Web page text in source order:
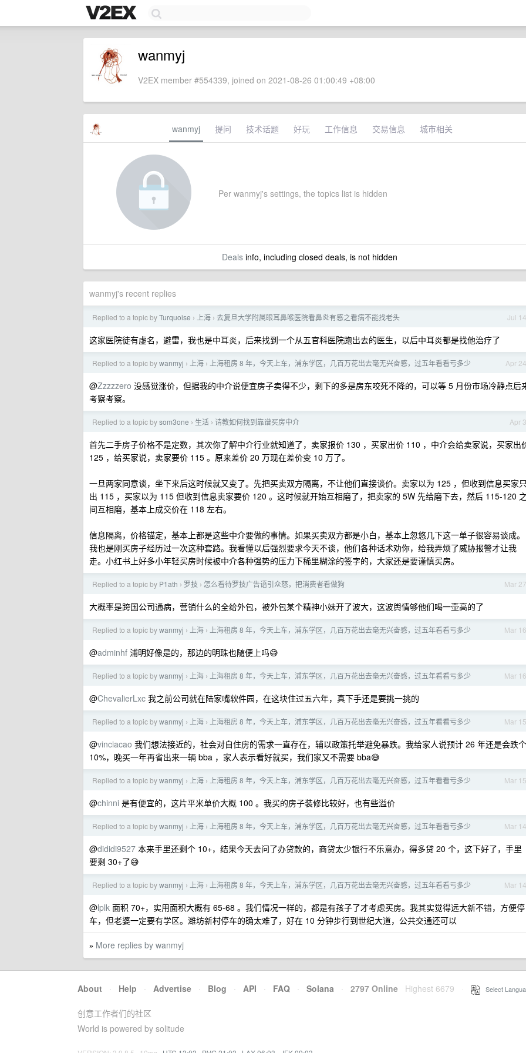
wanmyj
V2EX member #554339, joined on 2021-08-26 01:00:49 +08:00
wanmyj 提问 技术话题 好玩 工作信息 交易信息 城市相关
Per wanmyj's settings, the topics list is hidden
Dealsinfo, including closed deals, is not hidden
wanmyj's recent replies
Jul 14
Replied to a topic byTurquoise › 上海 › 去复旦大学附属眼耳鼻喉医院看鼻炎有感之看病不能找老头
这家医院徒有虚名，避雷，我也是中耳炎，后来找到一个从五官科医院跑出去的医生，以后中耳炎都是找他治疗了
Apr 24
Replied to a topic bywanmyj › 上海 › 上海租房 8 年，今天上车，浦东学区，几百万花出去毫无兴奋感，过五年看看亏多少
@Zzzzzero 没感觉涨价，但据我的中介说便宜房子卖得不少，剩下的多是房东咬死不降的，可以等 5 月份市场冷静点后
考察考察。
Apr 3
Replied to a topic bysom3one › 生活 › 请教如何找到靠谱买房中介
首先二手房子价格不是定数，其次你了解中介行业就知道了，卖家报价 130 ，买家出价 110 ，中介会给卖家说，买家出
125 ，给买家说，卖家要价 115 。原来差价 20 万现在差价变 10 万了。
一旦两家同意谈，坐下来后这时候就又变了。先把买卖双方隔离，不让他们直接谈价。卖家以为 125 ，但收到信息买家只
出 115 ，买家以为 115 但收到信息卖家要价 120 。这时候就开始互相磨了，把卖家的 5W 先给磨下去，然后 115-120 之
间互相磨，基本上成交价在 118 左右。
信息隔离，价格锚定，基本上都是这些中介要做的事情。如果买卖双方都是小白，基本上忽悠几下这一单子很容易谈成。
我也是刚买房子经历过一次这种套路。我看懂以后强烈要求今天不谈，他们各种话术劝你，给我弄烦了威胁报警才让我
走。小红书上好多小年轻买房时候被中介各种强势的压力下稀里糊涂的签字的，大家还是要谨慎买房。
Mar 27
Replied to a topic by P1ath › 罗技 › 怎么看待罗技广告语引众怒，把消费者看做狗
大概率是跨国公司通病，营销什么的全给外包，被外包某个精神小妹开了波大，这波舆情够他们喝一壶高的了
Mar 16
Replied to a topic bywanmyj › 上海 › 上海租房 8 年，今天上车，浦东学区，几百万花出去毫无兴奋感，过五年看看亏多少
@adminhf 浦明好像是的，那边的明珠也随便上吗😅
Mar 16
Replied to a topic bywanmyj › 上海 › 上海租房 8 年，今天上车，浦东学区，几百万花出去毫无兴奋感，过五年看看亏多少
@ChevalierLxc 我之前公司就在陆家嘴软件园，在这块住过五六年，真下手还是要挑一挑的
Mar 15
Replied to a topic bywanmyj › 上海 › 上海租房 8 年，今天上车，浦东学区，几百万花出去毫无兴奋感，过五年看看亏多少
@vinciacao 我们想法接近的，社会对自住房的需求一直存在，辅以政策托举避免暴跌。我给家人说预计 26 年还是会跌个
10%，晚买一年再省出来一辆 bba ，家人表示看好就买，我们家又不需要 bba😅
Mar 15
Replied to a topic bywanmyj › 上海 › 上海租房 8 年，今天上车，浦东学区，几百万花出去毫无兴奋感，过五年看看亏多少
@chinni 是有便宜的，这片平米单价大概 100 。我买的房子装修比较好，也有些溢价
Mar 14
Replied to a topic bywanmyj › 上海 › 上海租房 8 年，今天上车，浦东学区，几百万花出去毫无兴奋感，过五年看看亏多少
@dididi9527 本来手里还剩个 10+，结果今天去问了办贷款的，商贷太少银行不乐意办，得多贷 20 个，这下好了，手里
要剩 30+了😅
Mar 14
Replied to a topic bywanmyj › 上海 › 上海租房 8 年，今天上车，浦东学区，几百万花出去毫无兴奋感，过五年看看亏多少
@lplk 面积 70+，实用面积大概有 65-68 。我们情况一样的，都是有孩子了才考虑买房。我其实觉得远大新不错，方便停
车，但老婆一定要有学区。潍坊新村停车的确太难了，好在 10 分钟步行到世纪大道，公共交通还可以
» More replies by wanmyj
About · Help · Advertise · Blog · API · FAQ · Solana · 2797 Online Highest 6679 Select
创意工作者们的社区
World is powered by solitude